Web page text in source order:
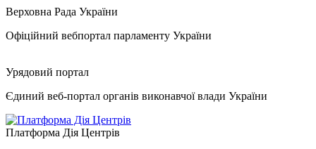
Верховна Рада України
Офіційний вебпортал парламенту України
Урядовий портал
Єдиний веб-портал органів виконавчої влади України
Платформа Дія Центрів